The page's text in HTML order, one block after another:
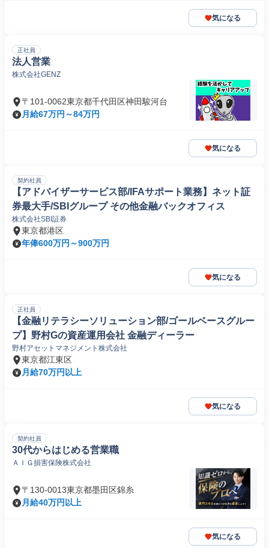
気になる
正社員
法人営業
株式会社GENZ
〒101-0062東京都千代田区神田駿河台
月給67万円～84万円
気になる
契約社員
【アドバイザーサービス部/IFAサポート業務】ネット証
券最大手/SBIグループ その他金融バックオフィス
株式会社SBI証券
東京都港区
年俸600万円～900万円
気になる
正社員
【金融リテラシーソリューション部/ゴールベースグルー
プ】野村Gの資産運用会社 金融ディーラー
野村アセットマネジメント株式会社
東京都江東区
月給70万円以上
気になる
契約社員
30代からはじめる営業職
ＡＩＧ損害保険株式会社
〒130-0013東京都墨田区錦糸
月給40万円以上
気になる